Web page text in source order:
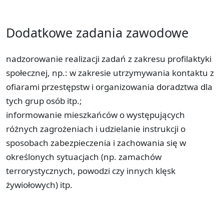
Dodatkowe zadania zawodowe
nadzorowanie realizacji zadań z zakresu profilaktyki
społecznej, np.: w zakresie utrzymywania kontaktu z
ofiarami przestępstw i organizowania doradztwa dla
tych grup osób itp.;
informowanie mieszkańców o występujących
różnych zagrożeniach i udzielanie instrukcji o
sposobach zabezpieczenia i zachowania się w
określonych sytuacjach (np. zamachów
terrorystycznych, powodzi czy innych klęsk
żywiołowych) itp.